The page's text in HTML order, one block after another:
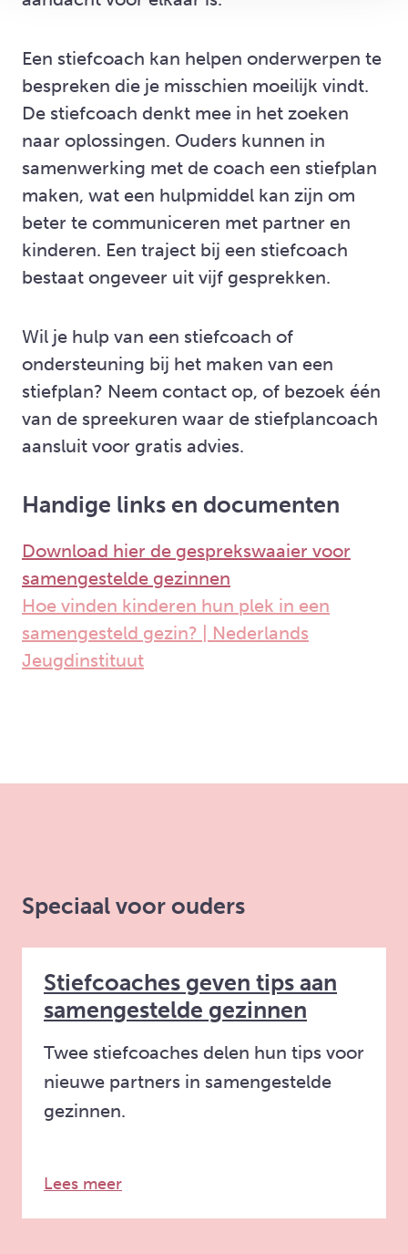
Een stiefcoach kan helpen onderwerpen te
bespreken die je misschien moeilijk vindt.
De stiefcoach denkt mee in het zoeken
naar oplossingen. Ouders kunnen in
samenwerking met de coach een stiefplan
maken, wat een hulpmiddel kan zijn om
beter te communiceren met partner en
kinderen. Een traject bij een stiefcoach
bestaat ongeveer uit vijf gesprekken.
Wil je hulp van een stiefcoach of
ondersteuning bij het maken van een
stiefplan? Neem contact op, of bezoek één
van de spreekuren waar de stiefplancoach
aansluit voor gratis advies.
Handige links en documenten
Download hier de gesprekswaaier voor
samengestelde gezinnen
Hoe vinden kinderen hun plek in een
samengesteld gezin? | Nederlands
Jeugdinstituut
Speciaal voor ouders
Stiefcoaches geven tips aan
samengestelde gezinnen
Twee stiefcoaches delen hun tips voor
nieuwe partners in samengestelde
gezinnen.
Lees meerover: Stiefcoaches geven tips aan